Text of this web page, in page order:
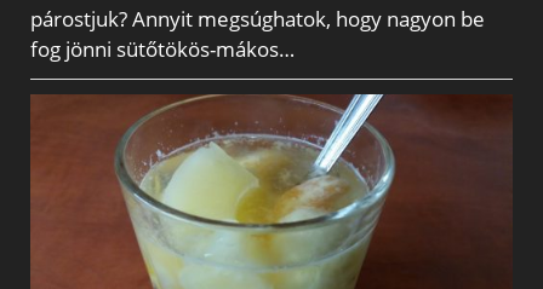
párostjuk? Annyit megsúghatok, hogy nagyon be
fog jönni sütőtökös-mákos…